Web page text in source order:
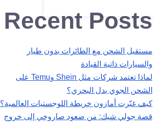
Recent Posts
مستقبل الشحن مع الطائرات بدون طيار
والسيارات ذاتية القيادة
لماذا تعتمد شركات مثل Shein وTemu على
الشحن الجوي بدل البحري؟
كيف غيّرت أمازون خريطة اللوجستيات العالمية؟
قصة جولي شيك: من صعود صاروخي إلى خروج